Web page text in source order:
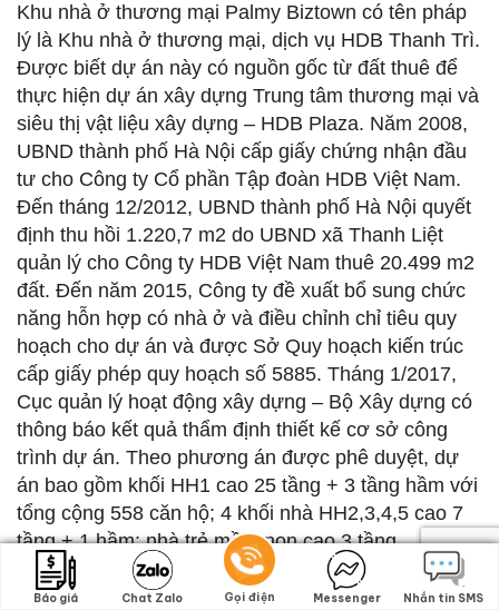
Khu nhà ở thương mại Palmy Biztown có tên pháp
lý là Khu nhà ở thương mại, dịch vụ HDB Thanh Trì.
Được biết dự án này có nguồn gốc từ đất thuê để
thực hiện dự án xây dựng Trung tâm thương mại và
siêu thị vật liệu xây dựng – HDB Plaza. Năm 2008,
UBND thành phố Hà Nội cấp giấy chứng nhận đầu
tư cho Công ty Cổ phần Tập đoàn HDB Việt Nam.
Đến tháng 12/2012, UBND thành phố Hà Nội quyết
định thu hồi 1.220,7 m2 do UBND xã Thanh Liệt
quản lý cho Công ty HDB Việt Nam thuê 20.499 m2
đất. Đến năm 2015, Công ty đề xuất bổ sung chức
năng hỗn hợp có nhà ở và điều chỉnh chỉ tiêu quy
hoạch cho dự án và được Sở Quy hoạch kiến trúc
cấp giấy phép quy hoạch số 5885. Tháng 1/2017,
Cục quản lý hoạt động xây dựng – Bộ Xây dựng có
thông báo kết quả thẩm định thiết kế cơ sở công
trình dự án. Theo phương án được phê duyệt, dự
án bao gồm khối HH1 cao 25 tầng + 3 tầng hầm với
tổng cộng 558 căn hộ; 4 khối nhà HH2,3,4,5 cao 7
tầng + 1 hầm; nhà trẻ mầm non cao 3 tầng… với
mức đầu tư dự kiến gần 1.300 tỷ đồng. Đến tháng
9/2018, Công ty HDB Việt Nam tiếp tục đề nghị Sở
Báo giá Chat Zalo Gọi điện Messenger Nhắn tin SMS
Báo giá Chat Zalo Gọi điện Messenger Nhắn tin SMS